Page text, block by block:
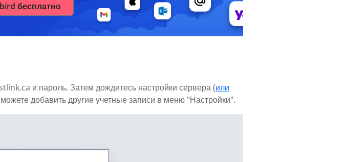
бесплатно
и пароль. Затем дождитесь настройки сервера (или
добавить другие учетные записи в меню "Настройки".